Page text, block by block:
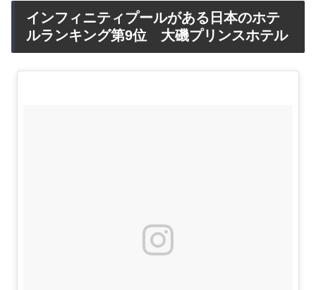
インフィニティプールがある日本のホテ
ルランキング第9位 大磯プリンスホテル